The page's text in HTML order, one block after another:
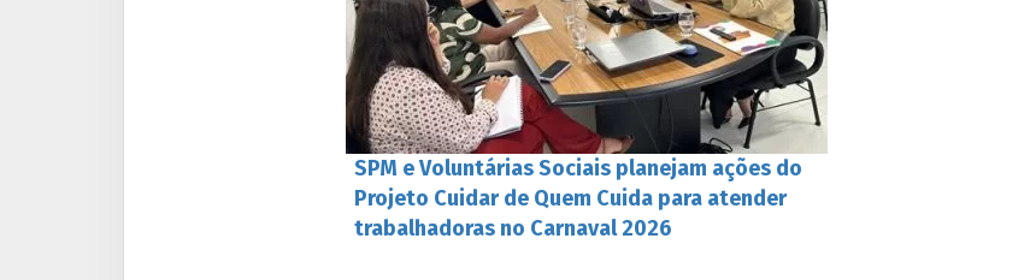
SPM e Voluntárias Sociais planejam ações do
Projeto Cuidar de Quem Cuida para atender
trabalhadoras no Carnaval 2026